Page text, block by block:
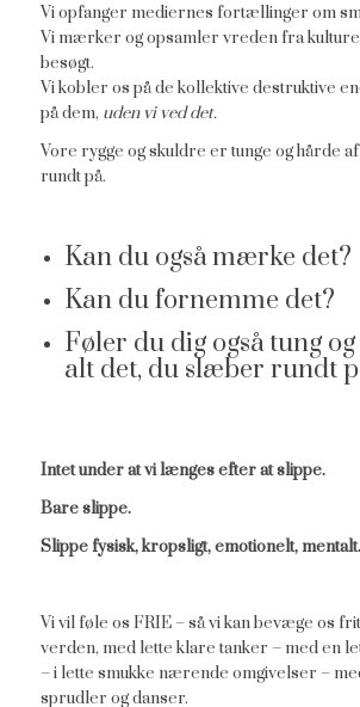
Vi opfanger mediernes fortællinger om
Vi mærker og opsamler vreden fra
besøgt.
Vi kobler os på de kollektive destruktive
på dem, uden vi ved det.
Vore rygge og skuldre er tunge og hårde
rundt på.
Kan du også mærke det?
Kan du fornemme det?
Føler du dig også tung
alt det, du slæber rundt
Intet under at vi længes efter at slippe.
Bare slippe.
Slippe fysisk, kropsligt, emotionelt, mentalt.
Vi vil føle os FRIE – så vi kan bevæge os
verden, med lette klare tanker – med en
– i lette smukke nærende omgivelser –
sprudler og danser.